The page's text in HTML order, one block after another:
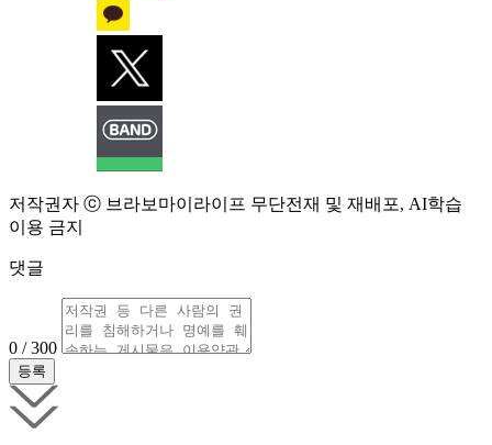
저작권자 ⓒ 브라보마이라이프 무단전재 및 재배포, AI학습
이용 금지
댓글
0 / 300